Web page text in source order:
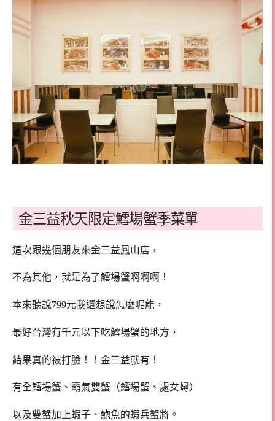
金三益秋天限定鱈場蟹季菜單
這次跟幾個朋友來金三益鳳山店，
不為其他，就是為了鱈場蟹啊啊啊！
本來聽說799元我還想說怎麼呢能，
最好台灣有千元以下吃鱈場蟹的地方，
結果真的被打臉！！金三益就有！
有全鱈場蟹、霸氣雙蟹（鱈場蟹、處女蟳）
以及雙蟹加上蝦子、鮑魚的蝦兵蟹將。